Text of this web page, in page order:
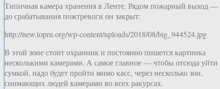
Типичная камера хранения в Ленте. Рядом пожарный выход —
до срабатывания пожтревоги он закрыт:
http://new.topru.org/wp-content/uploads/2018/08/big_944524.jpg
В этой зоне стоит охранник и постоянно пишется картинка
несколькими камерами. А самое главное — чтобы отсюда уйти
сумкой, надо будет пройти мимо касс, через несколько зон,
снимающих людей камерами во всех ракурсах.